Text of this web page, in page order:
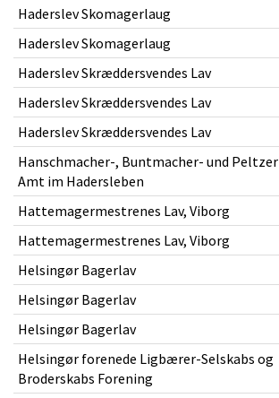
Haderslev Skomagerlaug
Haderslev Skomagerlaug
Haderslev Skræddersvendes Lav
Haderslev Skræddersvendes Lav
Haderslev Skræddersvendes Lav
Hanschmacher-, Buntmacher- und Peltzer
Amt im Hadersleben
Hattemagermestrenes Lav, Viborg
Hattemagermestrenes Lav, Viborg
Helsingør Bagerlav
Helsingør Bagerlav
Helsingør Bagerlav
Helsingør forenede Ligbærer-Selskabs og
Broderskabs Forening